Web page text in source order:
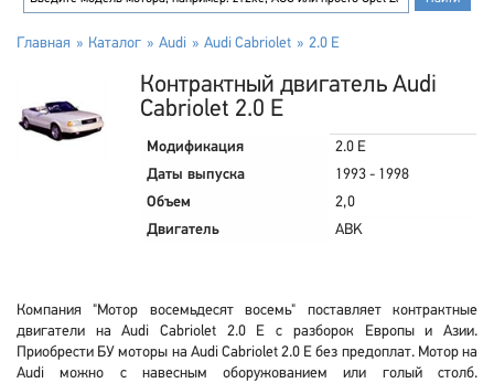
Главная Каталог Audi Audi Cabriolet 2.0 E
Контрактный двигатель Audi
Cabriolet 2.0 E
Модификация
2.0 E
Даты выпуска
1993 - 1998
Объем
2,0
Двигатель
ABK
Компания "Мотор восемьдесят восемь" поставляет контрактные
двигатели на Audi Cabriolet 2.0 E с разборок Европы и Азии.
Приобрести БУ моторы на Audi Cabriolet 2.0 E без предоплат. Мотор на
Audi можно с навесным оборужованием или голый столб.